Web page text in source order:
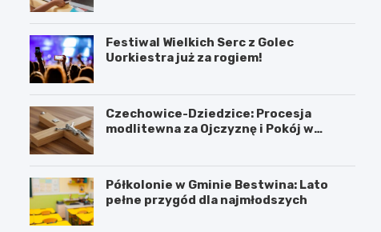
Festiwal Wielkich Serc z Golec
Uorkiestra już za rogiem!
Czechowice-Dziedzice: Procesja
modlitewna za Ojczyznę i Pokój w
Półkolonie w Gminie Bestwina: Lato
pełne przygód dla najmłodszych